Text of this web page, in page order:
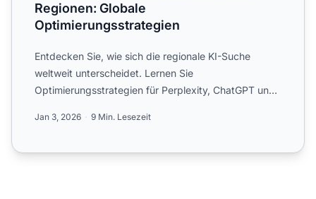
Regionen: Globale
Optimierungsstrategien
Entdecken Sie, wie sich die regionale KI-Suche
weltweit unterscheidet. Lernen Sie
Optimierungsstrategien für Perplexity, ChatGPT und
Jan 3, 2026 9 Min. Lesezeit